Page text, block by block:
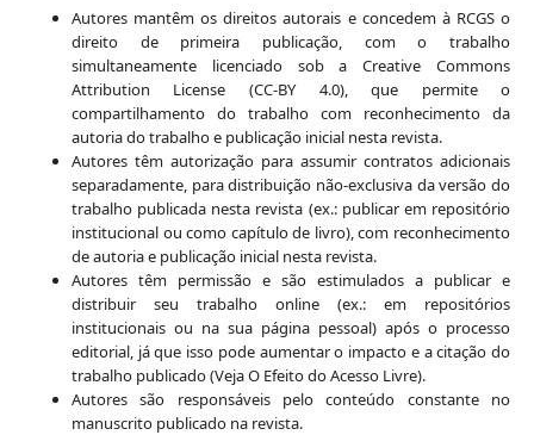
Autores mantêm os direitos autorais e concedem à RCGS o
direito de primeira publicação, com o trabalho
simultaneamente licenciado sob a Creative Commons
Attribution License (CC-BY 4.0), que permite o
compartilhamento do trabalho com reconhecimento da
autoria do trabalho e publicação inicial nesta revista.
Autores têm autorização para assumir contratos adicionais
separadamente, para distribuição não-exclusiva da versão do
trabalho publicada nesta revista (ex.: publicar em repositório
institucional ou como capítulo de livro), com reconhecimento
de autoria e publicação inicial nesta revista.
Autores têm permissão e são estimulados a publicar e
distribuir seu trabalho online (ex.: em repositórios
institucionais ou na sua página pessoal) após o processo
editorial, já que isso pode aumentar o impacto e a citação do
trabalho publicado (Veja O Efeito do Acesso Livre).
Autores são responsáveis pelo conteúdo constante no
manuscrito publicado na revista.